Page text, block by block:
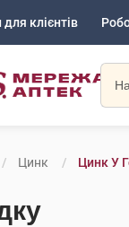
клієнтів
Цинк Цинк У